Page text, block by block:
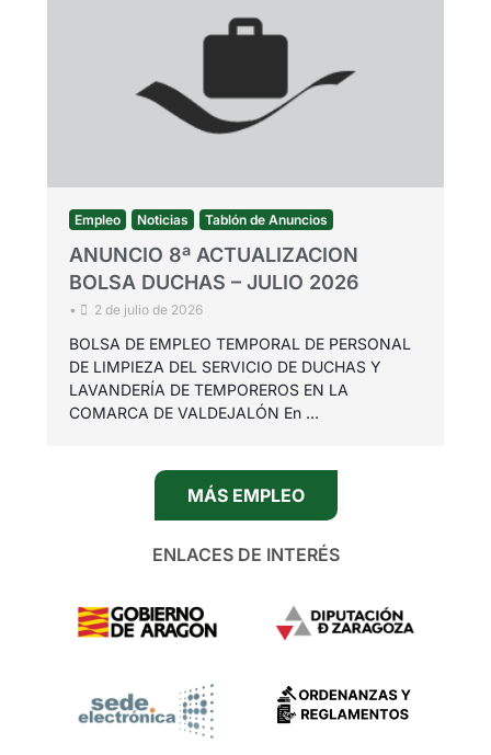
Empleo Noticias Tablón de Anuncios
ANUNCIO 8ª ACTUALIZACION
BOLSA DUCHAS – JULIO 2026
• 2 de julio de 2026
BOLSA DE EMPLEO TEMPORAL DE PERSONAL
DE LIMPIEZA DEL SERVICIO DE DUCHAS Y
LAVANDERÍA DE TEMPOREROS EN LA
COMARCA DE VALDEJALÓN En …
MÁS EMPLEO
ENLACES DE INTERÉS